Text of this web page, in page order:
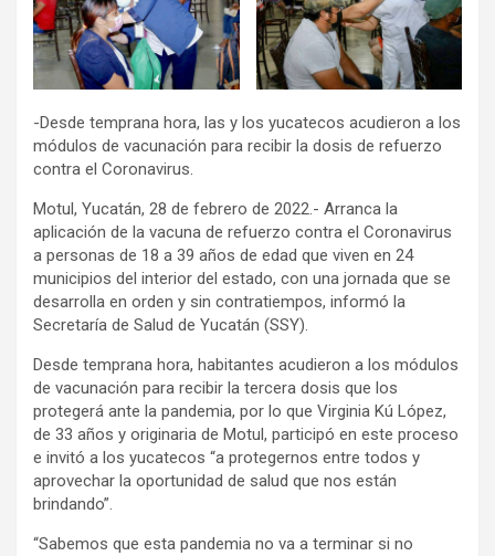
-Desde temprana hora, las y los yucatecos acudieron a los
módulos de vacunación para recibir la dosis de refuerzo
contra el Coronavirus.
Motul, Yucatán, 28 de febrero de 2022.- Arranca la
aplicación de la vacuna de refuerzo contra el Coronavirus
a personas de 18 a 39 años de edad que viven en 24
municipios del interior del estado, con una jornada que se
desarrolla en orden y sin contratiempos, informó la
Secretaría de Salud de Yucatán (SSY).
Desde temprana hora, habitantes acudieron a los módulos
de vacunación para recibir la tercera dosis que los
protegerá ante la pandemia, por lo que Virginia Kú López,
de 33 años y originaria de Motul, participó en este proceso
e invitó a los yucatecos “a protegernos entre todos y
aprovechar la oportunidad de salud que nos están
brindando”.
“Sabemos que esta pandemia no va a terminar si no